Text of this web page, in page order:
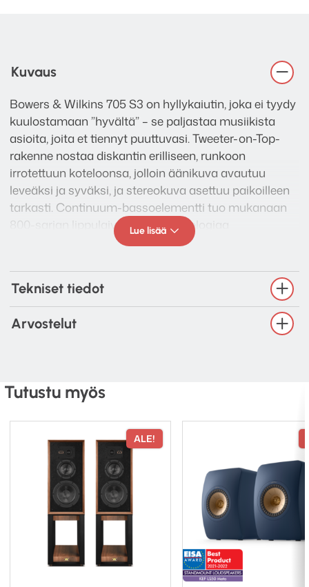
Kuvaus
Bowers & Wilkins 705 S3 on hyllykaiutin, joka ei tyydy
kuulostamaan ”hyvältä” – se paljastaa musiikista
asioita, joita et tiennyt puuttuvasi. Tweeter-on-Top-
rakenne nostaa diskantin erilliseen, runkoon
irrotettuun koteloonsa, jolloin äänikuva avautuu
leveäksi ja syväksi, ja stereokuva asettuu paikoilleen
tarkasti. Continuum-bassoelementti tuo mukanaan
800-sarjan lippulaivamallien teknologiaa
keskialueelle ja bassoon: ääni pysyy siistinä ja
Lue lisää
Tekniset tiedot
Arvostelut
Tutustu myös
ALE!